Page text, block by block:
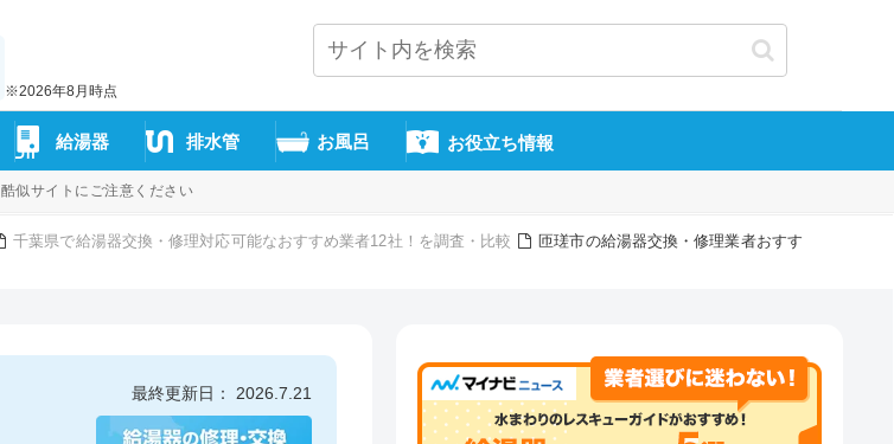
※2026年8月時点
給湯器 排水管 お風呂 お役立ち情報
酷似サイトにご注意ください
千葉県で給湯器交換・修理対応可能なおすすめ業者12社！を調査・比較
匝瑳市の給湯器交換・修理業者おすす
最終更新日： 2026.7.21